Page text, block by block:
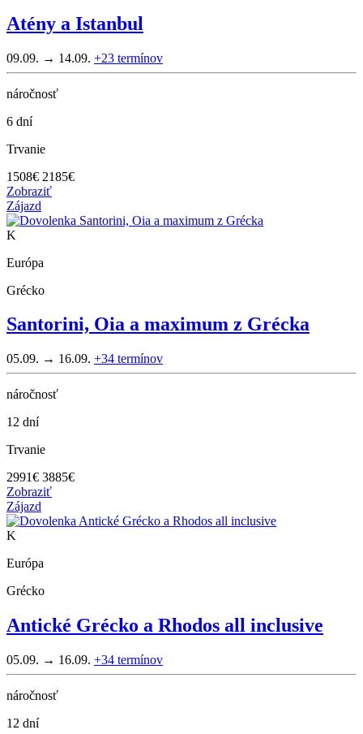
Atény a Istanbul
09.09. → 14.09. +23 termínov
náročnosť
6 dní
Trvanie
1508€ 2185€
Zobraziť
Zájazd
K
Európa
Grécko
Santorini, Oia a maximum z Grécka
05.09. → 16.09. +34 termínov
náročnosť
12 dní
Trvanie
2991€ 3885€
Zobraziť
Zájazd
K
Európa
Grécko
Antické Grécko a Rhodos all inclusive
05.09. → 16.09. +34 termínov
náročnosť
12 dní